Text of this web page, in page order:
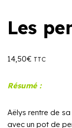
Les
14,50€ TTC
Résumé :
Aëlys rentre de
avec un pot de